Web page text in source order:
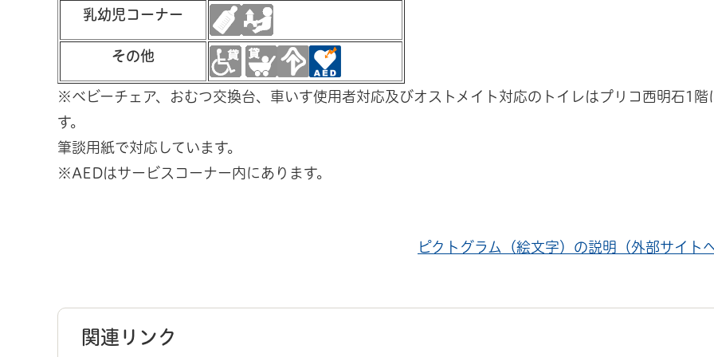
乳幼児コーナー
その他
※ベビーチェア、おむつ交換台、車いす使用者対応及びオストメイト対応のトイレはプリコ西明石1階
す。
筆談用紙で対応しています。
※AEDはサービスコーナー内にあります。
ピクトグラム（絵文字）の説明（外部サイト
関連リンク